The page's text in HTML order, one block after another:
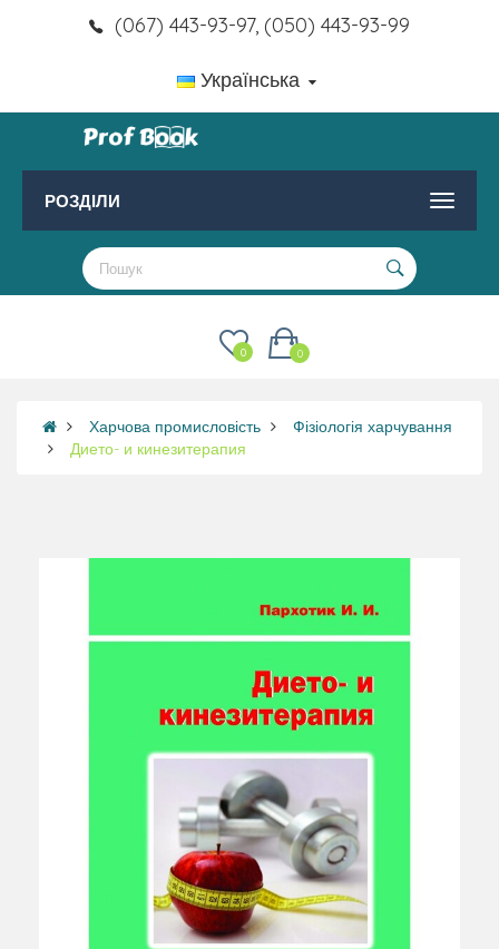
(067) 443-93-97, (050) 443-93-99
Українська
РОЗДІЛИ
0
0
Харчова промисловість
Фізіологія харчування
Дието- и кинезитерапия